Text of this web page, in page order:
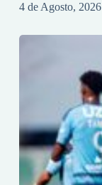
4 de Agosto, 2026